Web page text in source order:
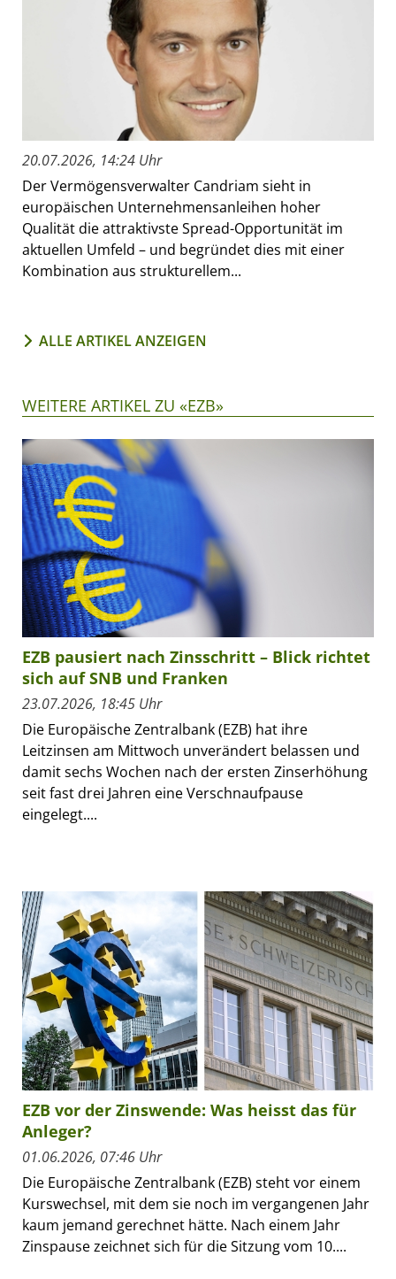
20.07.2026, 14:24 Uhr
Der Vermögensverwalter Candriam sieht in
europäischen Unternehmensanleihen hoher
Qualität die attraktivste Spread-Opportunität im
aktuellen Umfeld – und begründet dies mit einer
Kombination aus strukturellem...
ALLE ARTIKEL ANZEIGEN
WEITERE ARTIKEL ZU «EZB»
EZB pausiert nach Zinsschritt – Blick richtet
sich auf SNB und Franken
23.07.2026, 18:45 Uhr
Die Europäische Zentralbank (EZB) hat ihre
Leitzinsen am Mittwoch unverändert belassen und
damit sechs Wochen nach der ersten Zinserhöhung
seit fast drei Jahren eine Verschnaufpause
eingelegt....
EZB vor der Zinswende: Was heisst das für
Anleger?
01.06.2026, 07:46 Uhr
Die Europäische Zentralbank (EZB) steht vor einem
Kurswechsel, mit dem sie noch im vergangenen Jahr
kaum jemand gerechnet hätte. Nach einem Jahr
Zinspause zeichnet sich für die Sitzung vom 10....